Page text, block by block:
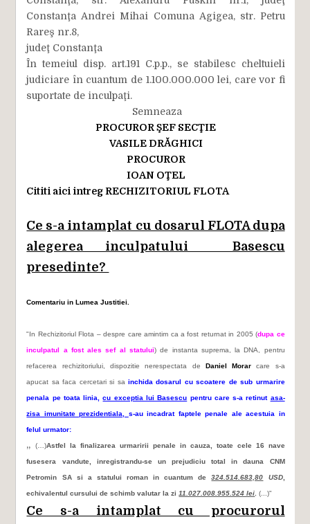
Constanţa Andrei Mihai Comuna Agigea, str. Petru
Rareş nr.8,
judeţ Constanţa
În temeiul disp. art.191 C.p.p., se stabilesc cheltuieli
judiciare în cuantum de 1.100.000.000 lei, care vor fi
suportate de inculpaţi.
Semneaza
PROCUROR ŞEF SECŢIE
VASILE DRĂGHICI
PROCUROR
IOAN OŢEL
Cititi aici intreg RECHIZITORIUL FLOTA
Ce s-a intamplat cu dosarul FLOTA dupa
alegerea inculpatului Basescu
presedinte?
Comentariu in Lumea Justitiei.
"In Rechizitoriul Flota – despre care amintim ca a fost returnat in 2005 (dupa ce
inculpatul a fost ales sef al statului) de instanta suprema, la DNA, pentru
refacerea rechizitoriului, dispozitie nerespectata de Daniel Morarcare s-a
apucat sa faca cercetari si sa inchida dosarul cu scoatere de sub urmarire
penala pe toata linia,cu exceptia lui Basescu pentru care s-a retinut asa-
zisa imunitate prezidentiala, s-au incadrat faptele penale ale acestuia in
felul urmator:
„(…)Astfel la finalizarea urmaririi penale in cauza, toate cele 16 nave
fusesera vandute, inregistrandu-se un prejudiciu total in dauna CNM
Petromin SA si a statului roman in cuantum de324.514.683,80 USD,
echivalentul cursului de schimb valutar la zi 11.027.008.955.524 lei .(...)"
Ce s-a intamplat cu procurorul